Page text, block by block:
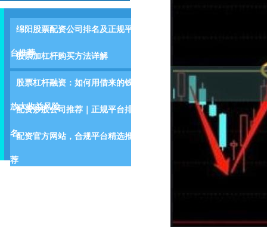
绵阳股票配资公司排名及正规平
台推荐
股票加杠杆购买方法详解
股票杠杆融资：如何用借来的钱
放大收益风险
配资炒股公司推荐｜正规平台排
名配资官方网站，合规平台精选推
荐